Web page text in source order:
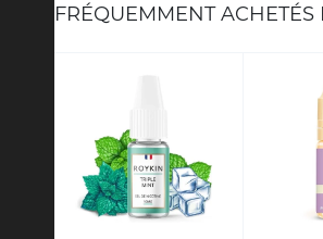
FRÉQUEMMENT ACHETÉS